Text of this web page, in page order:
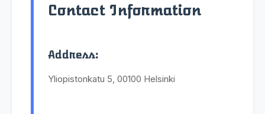
Contact Information
Address:
Yliopistonkatu 5, 00100 Helsinki